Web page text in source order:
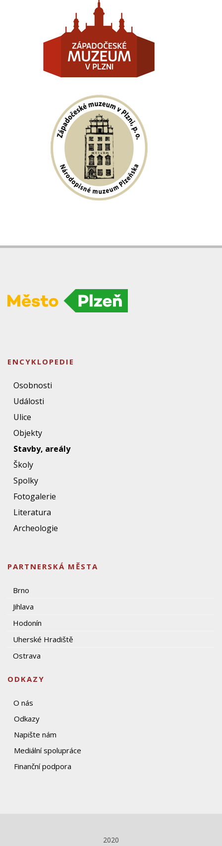
ENCYKLOPEDIE
Osobnosti
Události
Ulice
Objekty
Stavby, areály
Školy
Spolky
Fotogalerie
Literatura
Archeologie
PARTNERSKÁ MĚSTA
Brno
Jihlava
Hodonín
Uherské Hradiště
Ostrava
ODKAZY
O nás
Odkazy
Napište nám
Mediální spolupráce
Finanční podpora
2020